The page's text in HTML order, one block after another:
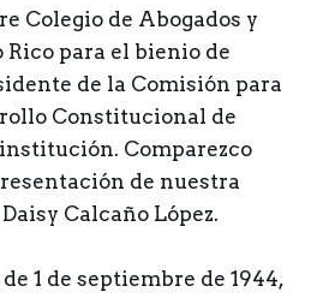
Colegio de Abogados y
Rico para el bienio de
de la Comisión para
Constitucional de
Comparezco
de nuestra
Calcaño López.
1 de septiembre de 1944,